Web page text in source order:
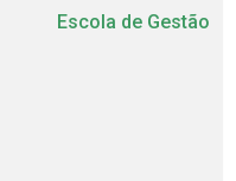
Escola de Gestão